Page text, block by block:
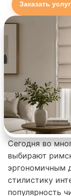
Заказать
Сегодня во
выбирают
эргономичным
стилистику
популярность